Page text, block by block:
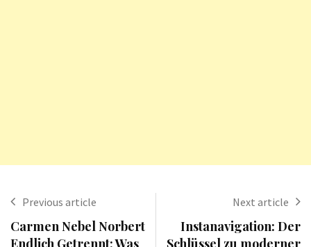
Previous article
Carmen Nebel Norbert
Endlich Getrennt: Was
Next article
Instanavigation: Der
Schlüssel zu moderner